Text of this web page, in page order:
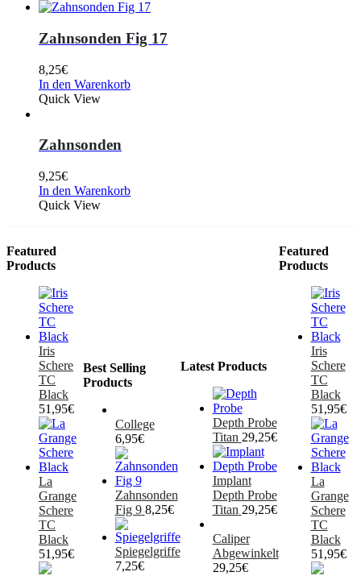
Zahnsonden Fig 17
8,25€
In den Warenkorb
Quick View
Zahnsonden
9,25€
In den Warenkorb
Quick View
Featured
Products
Iris
Schere
TC
Black
51,95€
La
Grange
Schere
TC
Black
51,95€
Best Selling
Products
College
6,95€
Zahnsonden
Fig 9 8,25€
Spiegelgriffe
7,25€
Latest Products
Depth Probe
Titan 29,25€
Implant
Depth Probe
Titan 29,25€
Caliper
Abgewinkelt
29,25€
Featured
Products
Iris
Schere
TC
Black
51,95€
La
Grange
Schere
TC
Black
51,95€